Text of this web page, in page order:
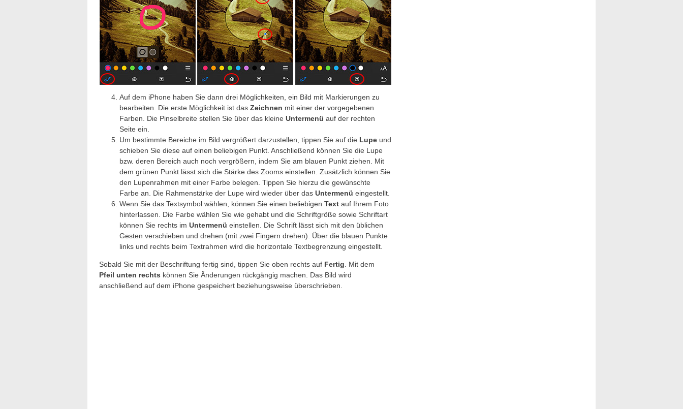
Auf dem iPhone haben Sie dann drei Möglichkeiten, ein Bild mit Markierungen zu
bearbeiten. Die erste Möglichkeit ist das Zeichnen mit einer der vorgegebenen
Farben. Die Pinselbreite stellen Sie über das kleine Untermenü auf der rechten
Seite ein.
Um bestimmte Bereiche im Bild vergrößert darzustellen, tippen Sie auf die Lupe und
schieben Sie diese auf einen beliebigen Punkt. Anschließend können Sie die Lupe
bzw. deren Bereich auch noch vergrößern, indem Sie am blauen Punkt ziehen. Mit
dem grünen Punkt lässt sich die Stärke des Zooms einstellen. Zusätzlich können Sie
den Lupenrahmen mit einer Farbe belegen. Tippen Sie hierzu die gewünschte
Farbe an. Die Rahmenstärke der Lupe wird wieder über das Untermenü eingestellt.
Wenn Sie das Textsymbol wählen, können Sie einen beliebigen Text auf Ihrem Foto
hinterlassen. Die Farbe wählen Sie wie gehabt und die Schriftgröße sowie Schriftart
können Sie rechts im Untermenü einstellen. Die Schrift lässt sich mit den üblichen
Gesten verschieben und drehen (mit zwei Fingern drehen). Über die blauen Punkte
links und rechts beim Textrahmen wird die horizontale Textbegrenzung eingestellt.
Sobald Sie mit der Beschriftung fertig sind, tippen Sie oben rechts auf Fertig . Mit dem
Pfeil unten rechts können Sie Änderungen rückgängig machen. Das Bild wird
anschließend auf dem iPhone gespeichert beziehungsweise überschrieben.